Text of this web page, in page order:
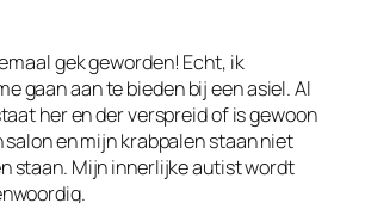
gek geworden! Echt, ik
gaan aan te bieden bij een asiel. Al
her en der verspreid of is gewoon
en mijn krabpalen staan niet
staan. Mijn innerlijke autist wordt